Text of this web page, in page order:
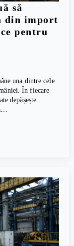
să
din import
pentru
una dintre cele
În fiecare
depășește